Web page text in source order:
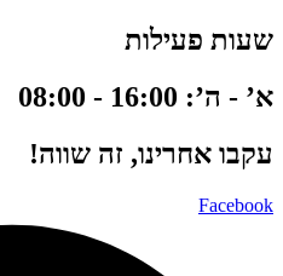
שעות פעילות
א’ - ה’: 16:00 - 08:00
עקבו אחרינו, זה שווה!
Facebook